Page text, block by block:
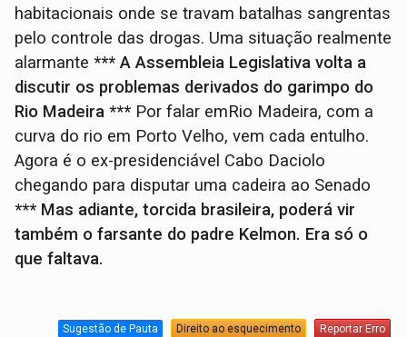
habitacionais onde se travam batalhas sangrentas
pelo controle das drogas. Uma situação realmente
alarmante*** A Assembleia Legislativa volta a
discutir os problemas derivados do garimpo do
Rio Madeira *** Por falar emRio Madeira, com a
curva do rio em Porto Velho, vem cada entulho.
Agora é o ex-presidenciável Cabo Daciolo
chegando para disputar uma cadeira ao Senado
*** Mas adiante, torcida brasileira, poderá vir
também o farsante do padre Kelmon. Era só o
que faltava.
Sugestão de Pauta Direito ao esquecimento Reportar Erro